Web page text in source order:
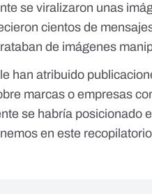
se viralizaron unas
cientos de
de imágenes
han atribuido
marcas o empresas
se habría posicionado
en este recopilatorio